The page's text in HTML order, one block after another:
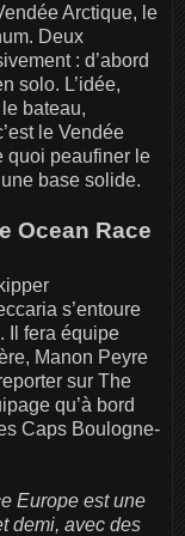
Arctique, le
Deux
: d’abord
solo. L’idée,
bateau,
le Vendée
quoi peaufiner le
base solide.
Ocean Race
s’entoure
Il fera équipe
Manon Peyre
sur The
qu’à bord
Caps Boulogne-
Europe est une
demi, avec des